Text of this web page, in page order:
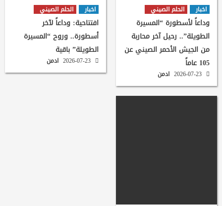
اخبار الحلم الصيني
وداعاً لأسطورة “المسيرة
الطويلة”.. رحيل آخر محاربة
من الجيش الأحمر الصيني عن
105 عاماً
ادمن
اخبار الحلم الصيني
افتتاحية: وداعاً لآخر
أسطورة.. وروح “المسيرة
الطويلة” باقية
ادمن